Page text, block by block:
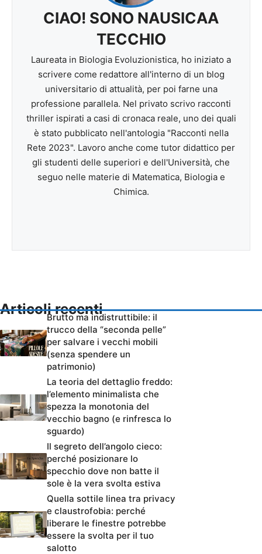
CIAO! SONO NAUSICAA
TECCHIO
Laureata in Biologia Evoluzionistica, ho iniziato a
scrivere come redattore all'interno di un blog
universitario di attualità, per poi farne una
professione parallela. Nel privato scrivo racconti
thriller ispirati a casi di cronaca reale, uno dei quali
è stato pubblicato nell'antologia "Racconti nella
Rete 2023". Lavoro anche come tutor didattico per
gli studenti delle superiori e dell'Università, che
seguo nelle materie di Matematica, Biologia e
Chimica.
Articoli recenti
Brutto ma indistruttibile: il
trucco della “seconda pelle”
per salvare i vecchi mobili
(senza spendere un
patrimonio)
La teoria del dettaglio freddo:
l’elemento minimalista che
spezza la monotonia del
vecchio bagno (e rinfresca lo
sguardo)
Il segreto dell’angolo cieco:
perché posizionare lo
specchio dove non batte il
sole è la vera svolta estiva
Quella sottile linea tra privacy
e claustrofobia: perché
liberare le finestre potrebbe
essere la svolta per il tuo
salotto